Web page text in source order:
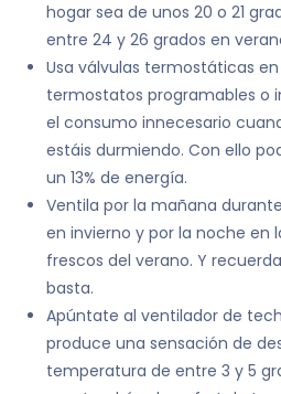
hogar sea de unos 20 o 21
entre 24 y 26 grados en
Usa válvulas termostáticas
termostatos programables o
el consumo innecesario
estáis durmiendo. Con ello
un 13% de energía.
Ventila por la mañana
en invierno y por la noche en
frescos del verano. Y
basta.
Apúntate al ventilador de
produce una sensación de
temperatura de entre 3 y 5